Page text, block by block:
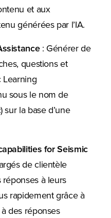
et aux
générées par l’IA.
: Générer de
questions et
Learning
sous le nom de
sur la base d’une
for Seismic
de clientèle
à leurs
rapidement grâce à
des réponses